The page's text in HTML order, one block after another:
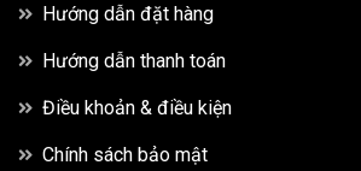
Hướng dẫn đặt hàng
Hướng dẫn thanh toán
Điều khoản & điều kiện
Chính sách bảo mật